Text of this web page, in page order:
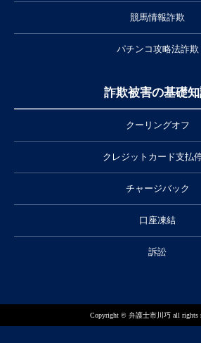
競馬情報詐欺
パチンコ攻略法詐欺
詐欺被害の基礎
クーリングオフ
クレジットカード支払
チャージバック
口座凍結
訴訟
Copyright © 弁護士市川巧 all rights